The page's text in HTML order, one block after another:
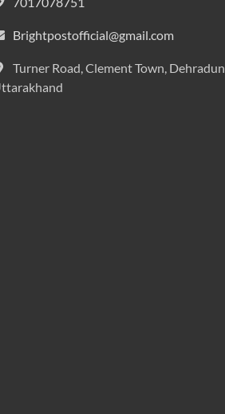
Brightpostofficial@gmail.com
Turner Road, Clement Town, Dehradun,